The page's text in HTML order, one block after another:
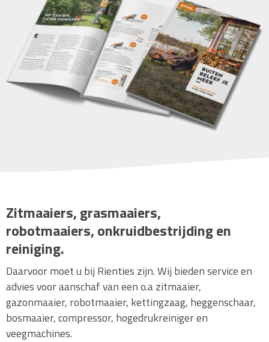
Zitmaaiers, grasmaaiers,
robotmaaiers, onkruidbestrijding en
reiniging.
Daarvoor moet u bij Rienties zijn. Wij bieden service en
advies voor aanschaf van een o.a zitmaaier,
gazonmaaier, robotmaaier, kettingzaag, heggenschaar,
bosmaaier, compressor, hogedrukreiniger en
veegmachines.